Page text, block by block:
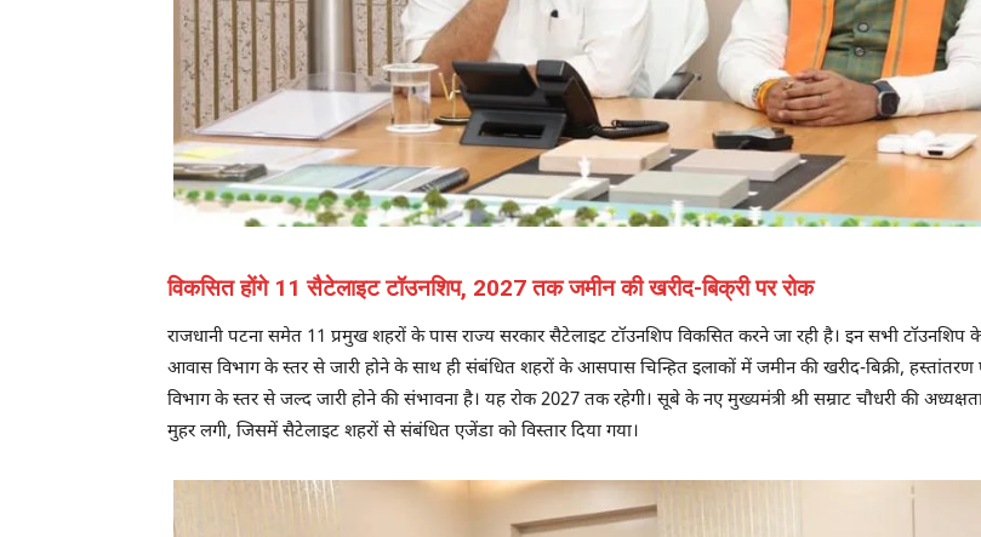
विकसित होंगे 11 सैटेलाइट टॉउनशिप, 2027 तक जमीन की खरीद-बिक्री पर रोक
राजधानी पटना समेत 11 प्रमुख शहरों के पास राज्य सरकार सैटेलाइट टॉउनशिप विकसित करने जा रही है। इन सभी
आवास विभाग के स्तर से जारी होने के साथ ही संबंधित शहरों के आसपास चिन्हित इलाकों में जमीन की खरीद-बिक्री,
विभाग के स्तर से जल्द जारी होने की संभावना है। यह रोक 2027 तक रहेगी। सूबे के नए मुख्यमंत्री श्री सम्राट चौधरी की
मुहर लगी, जिसमें सैटेलाइट शहरों से संबंधित एजेंडा को विस्तार दिया गया।